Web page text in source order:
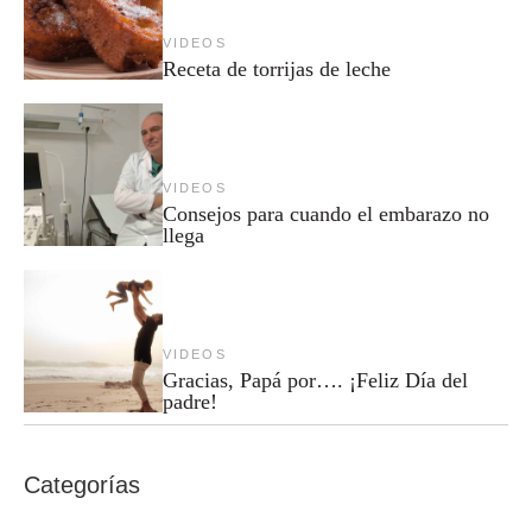
VIDEOS
Receta de torrijas de leche
VIDEOS
Consejos para cuando el embarazo no
llega
VIDEOS
Gracias, Papá por…. ¡Feliz Día del
padre!
Categorías